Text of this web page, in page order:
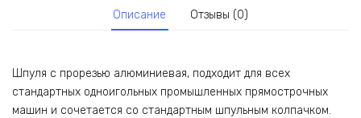
Описание Отзывы (0)
Шпуля с прорезью алюминиевая, подходит для всех
стандартных одноигольных промышленных прямострочных
машин и сочетается со стандартным шпульным колпачком.